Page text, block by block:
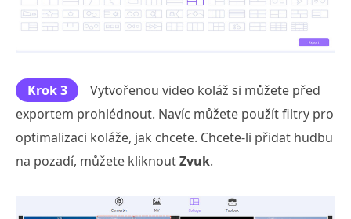
Krok 3
Vytvořenou video koláž si můžete před
exportem prohlédnout. Navíc můžete použít filtry pro
optimalizaci koláže, jak chcete. Chcete-li přidat hudbu
na pozadí, můžete kliknoutZvuk.